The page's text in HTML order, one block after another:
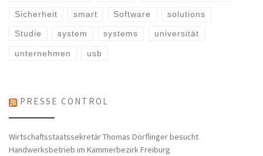
Sicherheit smart Software solutions
Studie system systems universität
unternehmen usb
PRESSE CONTROL
Wirtschaftsstaatssekretär Thomas Dörflinger besucht
Handwerksbetrieb im Kammerbezirk Freiburg